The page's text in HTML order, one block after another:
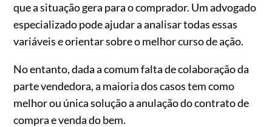
que a situação gera para o comprador. Um advogado
especializado pode ajudar a analisar todas essas
variáveis e orientar sobre o melhor curso de ação.
No entanto, dada a comum falta de colaboração da
parte vendedora, a maioria dos casos tem como
melhor ou única solução a anulação do contrato de
compra e venda do bem.